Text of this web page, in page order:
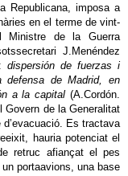
Republicana, imposa a
en el terme de vint-
Ministre de la Guerra
J.Menéndez
dispersión de fuerzas i
defensa de Madrid, en
a la capital (A.Cordón.
de la Generalitat
Es tractava
hauria potenciat el
retruc afiançat el pes
portaavions, una base